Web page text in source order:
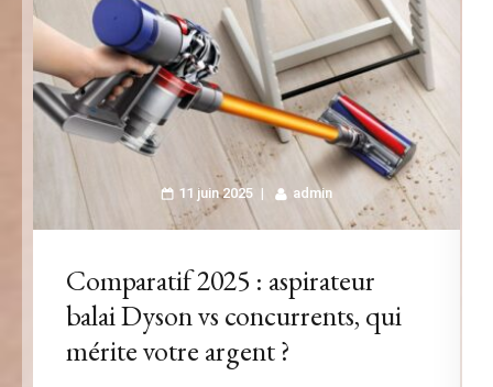
11 juin 2025 admin
Comparatif 2025 : aspirateur
balai Dyson vs concurrents, qui
mérite votre argent ?